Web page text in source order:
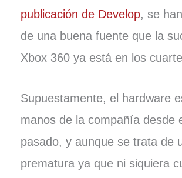
publicación de Develop, se
de una buena fuente que la
Xbox 360 ya está en los
Supuestamente, el hardware
manos de la compañía desde
pasado, y aunque se trata de
prematura ya que ni siquiera